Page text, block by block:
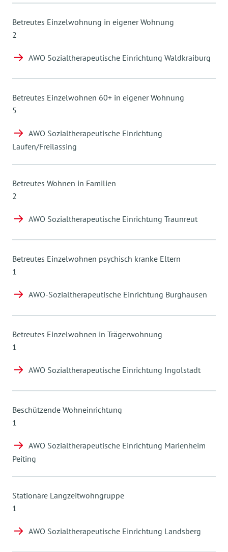
Betreutes Einzelwohnung in eigener Wohnung
2
AWO Sozialtherapeutische Einrichtung Waldkraiburg
Betreutes Einzelwohnen 60+ in eigener Wohnung
5
AWO Sozialtherapeutische Einrichtung
Laufen/Freilassing
Betreutes Wohnen in Familien
2
AWO Sozialtherapeutische Einrichtung Traunreut
Betreutes Einzelwohnen psychisch kranke Eltern
1
AWO-Sozialtherapeutische Einrichtung Burghausen
Betreutes Einzelwohnen in Trägerwohnung
1
AWO Sozialtherapeutische Einrichtung Ingolstadt
Beschützende Wohneinrichtung
1
AWO Sozialtherapeutische Einrichtung Marienheim
Peiting
Stationäre Langzeitwohngruppe
1
AWO Sozialtherapeutische Einrichtung Landsberg